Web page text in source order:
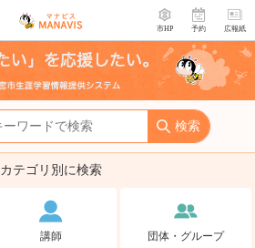
カテゴリ別に検索
講師 団体・グループ